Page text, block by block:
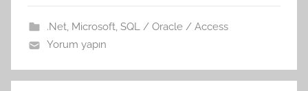
.Net, Microsoft, SQL / Oracle / Access
Yorum yapın